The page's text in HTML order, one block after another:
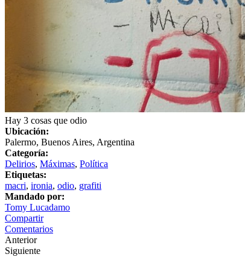
Hay 3 cosas que odio
Ubicación:
Palermo, Buenos Aires, Argentina
Categoría:
Delirios, Máximas, Política
Etiquetas:
macri, ironia, odio, grafiti
Mandado por:
Tomy Lucadamo
Compartir
Comentarios
Anterior
Siguiente